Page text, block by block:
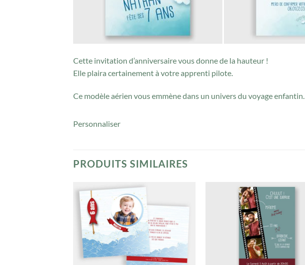
Cette invitation d’anniversaire vous donne de la hauteur !
Elle plaira certainement à votre apprenti pilote.
Ce modèle aérien vous emmène dans un univers du voyage enfantin.
Personnaliser
PRODUITS SIMILAIRES